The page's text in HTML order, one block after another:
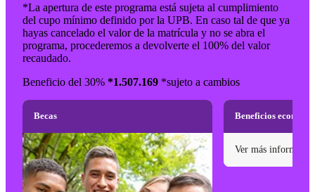
*La apertura de este programa está sujeta al cumplimiento
del cupo mínimo definido por la UPB. En caso tal de que ya
hayas cancelado el valor de la matrícula y no se abra el
programa, procederemos a devolverte el 100% del valor
recaudado.
Beneficio del 30% *1.507.169 *sujeto a cambios
Becas Beneficios
Ver más